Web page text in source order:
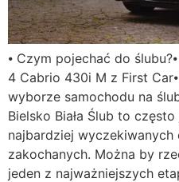
⦁ Czym pojechać do
4 Cabrio 430i M z First
wyborze samochodu na
Bielsko Biała Ślub to
najbardziej
zakochanych. Można by
jeden z najważniejszych